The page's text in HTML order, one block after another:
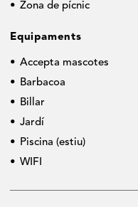
Zona de pícnic
Equipaments
Accepta mascotes
Barbacoa
Billar
Jardí
Piscina (estiu)
WIFI